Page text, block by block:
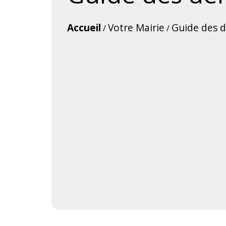
Accueil /Votre Mairie / Guide des